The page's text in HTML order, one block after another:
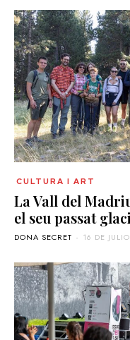
CULTURA I ART
La Vall del
el seu passat
DONA SECRET - 16 DE